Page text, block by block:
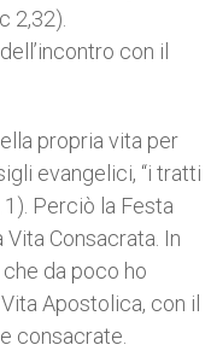
2,32).
con il
propria vita per
evangelici, “i tratti
Perciò la Festa
Consacrata. In
da poco ho
Apostolica, con il
consacrate.